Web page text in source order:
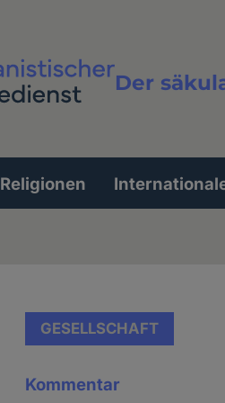
Der
Religionen
GESELLSCHAFT
Kommentar